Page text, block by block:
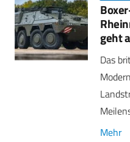
geht
Das
Mehr